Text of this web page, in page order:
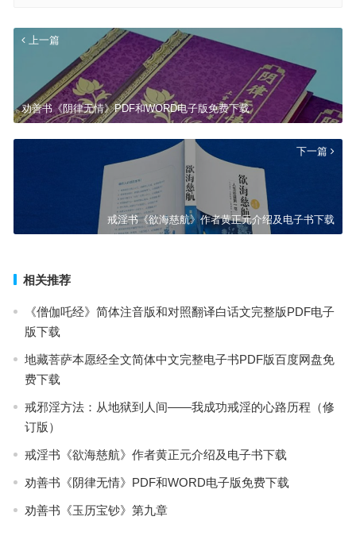
上一篇
劝善书《阴律无情》PDF和WORD电子版免费下载
下一篇
戒淫书《欲海慈航》作者黄正元介绍及电子书下载
相关推荐
《僧伽吒经》简体注音版和对照翻译白话文完整版PDF电子
版下载
地藏菩萨本愿经全文简体中文完整电子书PDF版百度网盘免
费下载
戒邪淫方法：从地狱到人间——我成功戒淫的心路历程（修
订版）
戒淫书《欲海慈航》作者黄正元介绍及电子书下载
劝善书《阴律无情》PDF和WORD电子版免费下载
劝善书《玉历宝钞》第九章